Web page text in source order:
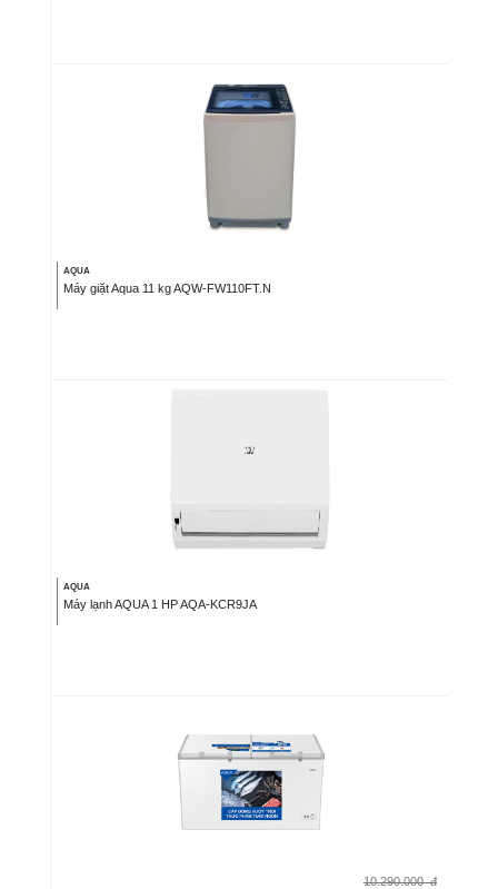
AQUA
Máy giặt Aqua 11 kg AQW-FW110FT.N
AQUA
Máy lạnh AQUA 1 HP AQA-KCR9JA
10.290.000 đ